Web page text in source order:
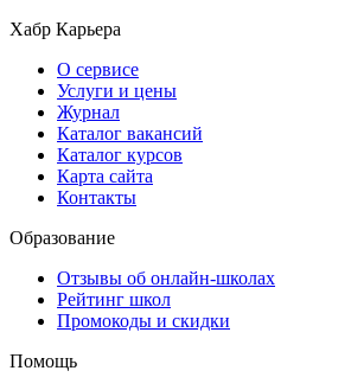
Хабр Карьера
О сервисе
Услуги и цены
Журнал
Каталог вакансий
Каталог курсов
Карта сайта
Контакты
Образование
Отзывы об онлайн-школах
Рейтинг школ
Промокоды и скидки
Помощь